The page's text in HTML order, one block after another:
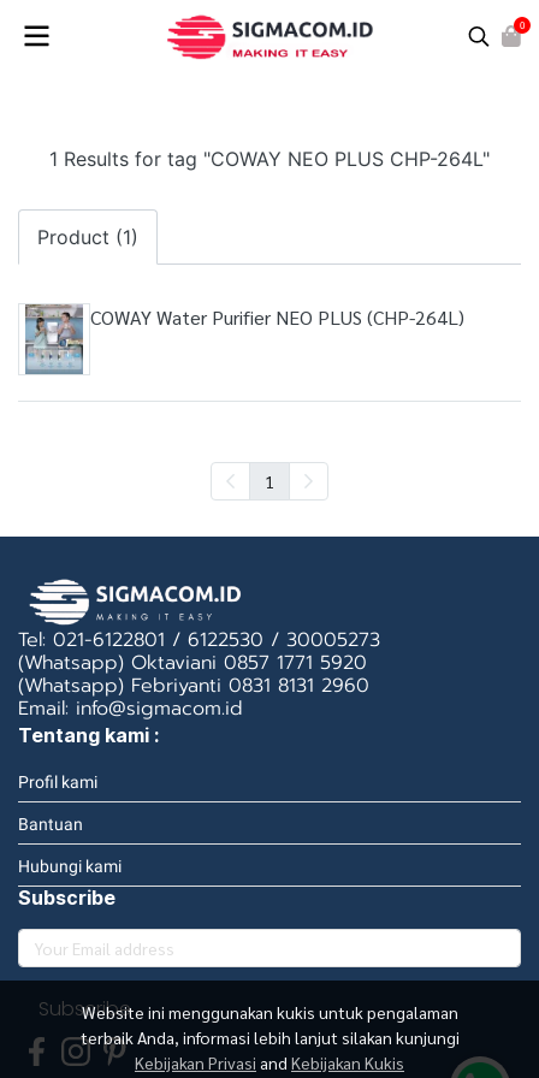
0
1 Results for tag "COWAY NEO PLUS CHP-264L"
Product (1)
COWAY Water Purifier NEO PLUS (CHP-264L)
1
Website ini menggunakan kukis untuk pengalaman
terbaik Anda, informasi lebih lanjut silakan kunjungi
Kebijakan Privasi and Kebijakan Kukis
Tel: 021-6122801 / 6122530 / 30005273
(Whatsapp) Oktaviani 0857 1771 5920
(Whatsapp) Febriyanti 0831 8131 2960
Email: info@sigmacom.id
Tentang kami :
Profil kami
Bantuan
Hubungi kami
Subscribe
Subscribe